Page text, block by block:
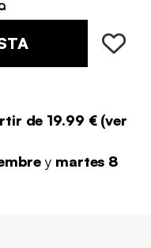
de 19.99 €(ver
y martes 8